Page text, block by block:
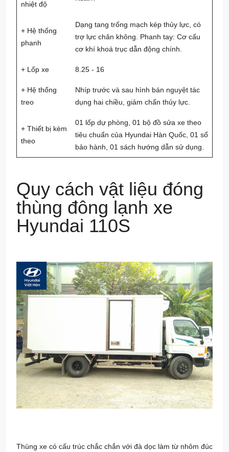
nhiệt độ
+ Hệ thống
phanh
Dạng tang trống mạch kép thủy lực, có
trợ lực chân không. Phanh tay: Cơ cấu
cơ khí khoá trục dẫn động chính.
+ Lốp xe 8.25 - 16
+ Hệ thống
treo
Nhíp trước và sau hình bán nguyệt tác
dụng hai chiều, giảm chấn thủy lực.
+ Thiết bị kèm
theo
01 lốp dự phòng, 01 bộ đồ sửa xe theo
tiêu chuẩn của Hyundai Hàn Quốc, 01 sổ
bảo hành, 01 sách hướng dẫn sử dụng.
Quy cách vật liệu đóng
thùng đông lạnh xe
Hyundai 110S
Thùng xe có cấu trúc chắc chắn với đà dọc làm từ nhôm đúc